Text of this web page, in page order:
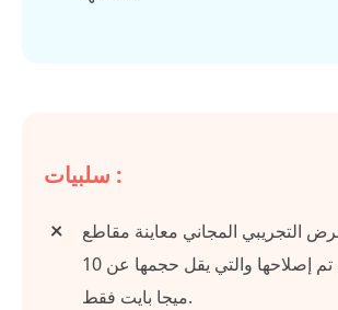
سلبيات :
التجريبي المجاني معاينة مقاطع
الفيديو التي تم إصلاحها والتي يقل حجمها عن 10
ميجا بايت فقط.